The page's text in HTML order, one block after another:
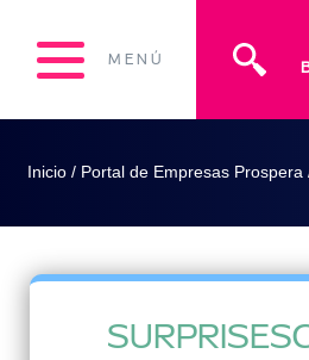
MENÚ
Inicio / Portal de Empresas Prospera